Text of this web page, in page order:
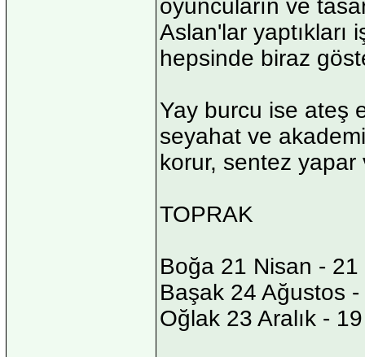
oyuncuların ve
Aslan'lar yaptıkları
hepsinde biraz
Yay burcu ise ateş
seyahat ve
korur, sentez
TOPRAK
Boğa 21 Nisan - 21
Başak 24 Ağustos
Oğlak 23 Aralık -